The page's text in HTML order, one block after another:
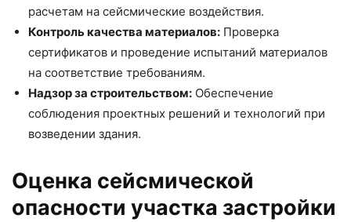
расчетам на сейсмические воздействия.
Контроль качества материалов: Проверка
сертификатов и проведение испытаний материалов
на соответствие требованиям.
Надзор за строительством: Обеспечение
соблюдения проектных решений и технологий при
возведении здания.
Оценка сейсмической
опасности участка застройки